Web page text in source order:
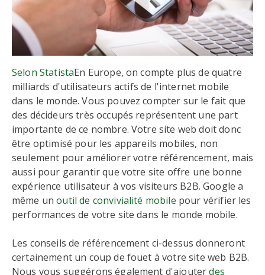
Selon StatistaEn Europe, on compte plus de quatre
milliards d'utilisateurs actifs de l'internet mobile
dans le monde. Vous pouvez compter sur le fait que
des décideurs très occupés représentent une part
importante de ce nombre. Votre site web doit donc
être optimisé pour les appareils mobiles, non
seulement pour améliorer votre référencement, mais
aussi pour garantir que votre site offre une bonne
expérience utilisateur à vos visiteurs B2B. Google a
même unoutil de convivialité mobile pour vérifier les
performances de votre site dans le monde mobile.
Les conseils de référencement ci-dessus donneront
certainement un coup de fouet à votre site web B2B.
Nous vous suggérons également d'ajouterdes